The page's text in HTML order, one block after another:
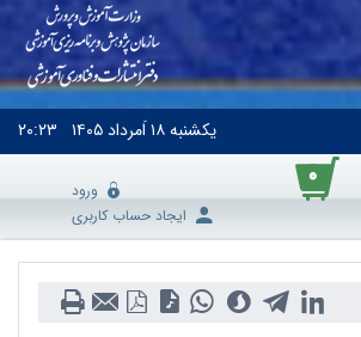
یکشنبه۱۸ اَمرداد ۱۴۰۵ ۲۰:۲۳
۰
ورود
ایجاد حساب کاربری